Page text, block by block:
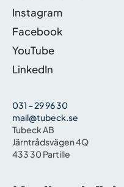
Instagram
Facebook
YouTube
LinkedIn
031 – 29 96 30
mail@tubeck.se
Tubeck AB
Järntrådsvägen 4Q
433 30 Partille